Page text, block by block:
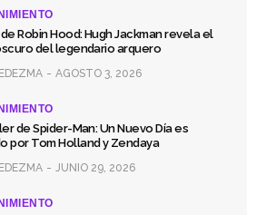
Robin Hood: Hugh Jackman revela el
del legendario arquero
AGOSTO 3, 2026
de Spider-Man: Un Nuevo Día es
por Tom Holland y Zendaya
JUNIO 29, 2026